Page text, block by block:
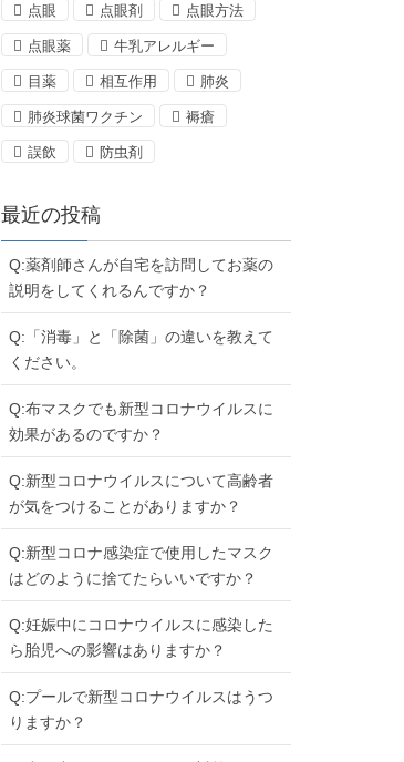
点眼 点眼剤 点眼方法
点眼薬 牛乳アレルギー
目薬 相互作用 肺炎
肺炎球菌ワクチン 褥瘡
誤飲 防虫剤
最近の投稿
Q:薬剤師さんが自宅を訪問してお薬の
説明をしてくれるんですか？
Q:「消毒」と「除菌」の違いを教えて
ください。
Q:布マスクでも新型コロナウイルスに
効果があるのですか？
Q:新型コロナウイルスについて高齢者
が気をつけることがありますか？
Q:新型コロナ感染症で使用したマスク
はどのように捨てたらいいですか？
Q:妊娠中にコロナウイルスに感染した
ら胎児への影響はありますか？
Q:プールで新型コロナウイルスはうつ
りますか？